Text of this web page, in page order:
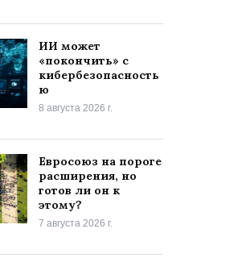
ИИ может
«покончить» с
кибербезопасность
ю
8 августа 2026 г.
Евросоюз на пороге
расширения, но
готов ли он к
этому?
7 августа 2026 г.